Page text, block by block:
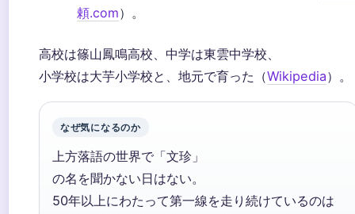
頼.com）。
高校は篠山鳳鳴高校、中学は東雲中学校、
小学校は大芋小学校と、地元で育った（Wikipedia）。
なぜ気になるのか
上方落語の世界で「文珍」
の名を聞かない日はない。
50年以上にわたって第一線を走り続けているのは